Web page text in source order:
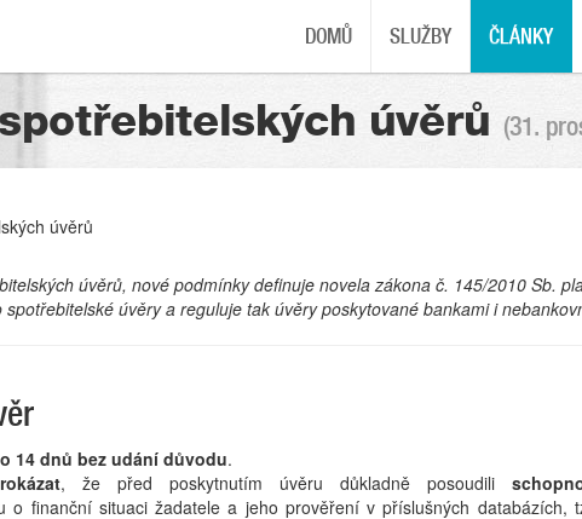
DOMŮ SLUŽBY ČLÁNKY
úvěrů (31.
úvěrů
úvěrů, nové podmínky definuje novela zákona č. 145/2010 Sb.
úvěry a reguluje tak úvěry poskytované bankami i
14 dnů bez udání důvodu.
, že před poskytnutím úvěru důkladně posoudili
o finanční situaci žadatele a jeho prověření v příslušných databázích,